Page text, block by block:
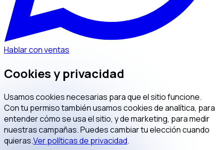
Hablar con ventas
Cookies y privacidad
Usamos cookies necesarias para que el sitio funcione.
Con tu permiso también usamos cookies de analítica, para
entender cómo se usa el sitio, y de marketing, para medir
nuestras campañas. Puedes cambiar tu elección cuando
quieras.Ver políticas de privacidad.